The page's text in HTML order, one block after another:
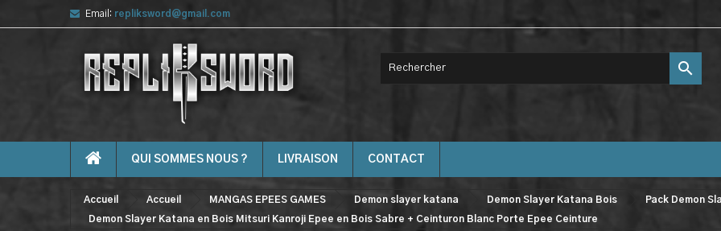
Email: repliksword@gmail.com

QUI SOMMES NOUS ? LIVRAISON CONTACT
Accueil Accueil MANGAS EPEES GAMES Demon slayer katana Demon Slayer Katana Bois
Pack Demon
Demon Slayer Katana en Bois Mitsuri Kanroji Epee en Bois Sabre + Ceinturon Blanc Porte Epee Ceinture